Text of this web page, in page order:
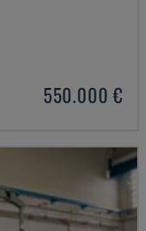
550.000 €